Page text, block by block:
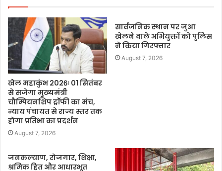
खेल महाकुंभ 2026ः 01 सितंबर
से सजेगा मुख्यमंत्री
चौम्पियनशिप ट्रॉफी का मंच,
न्याय पंचायत से राज्य स्तर तक
होगा प्रतिभा का प्रदर्शन
August 7, 2026
सार्वजनिक स्थान पर जुआ
खेलने वाले अभियुक्तों को पुलिस
ने किया गिरफ्तार
August 7, 2026
जनकल्याण, रोजगार, शिक्षा,
श्रमिक हित और आधारभूत